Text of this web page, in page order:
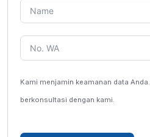
Kami menjamin keamanan data Anda.
berkonsultasi dengan kami.